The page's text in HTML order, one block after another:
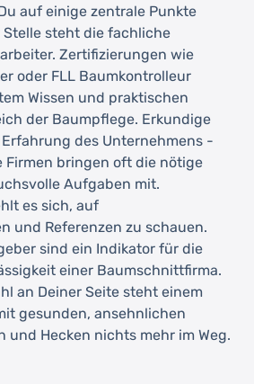
auf einige zentrale Punkte
steht die fachliche
Zertifizierungen wie
oder FLL Baumkontrolleur
Wissen und praktischen
der Baumpflege. Erkundige
des Unternehmens -
Firmen bringen oft die nötige
Aufgaben mit.
es sich, auf
und Referenzen zu schauen.
sind ein Indikator für die
einer Baumschnittfirma.
an Deiner Seite steht einem
gesunden, ansehnlichen
und Hecken nichts mehr im Weg.